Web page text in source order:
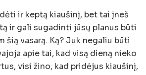
ir keptą kiaušinį, bet tai įneš
ir gali sugadinti jūsų planus būti
šią vasarą. Ką? Juk negaliu būti
apie tai, kad visą dieną nieko
visi žino, kad pridėjus kiaušinį,